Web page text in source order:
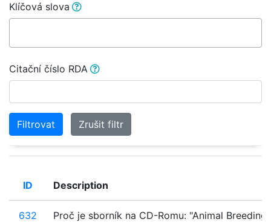
Klíčová slova
Citační číslo RDA
Filtrovat Zrušit filtr
ID Description
632
Proč je sborník na CD-Romu: "Animal Breeding